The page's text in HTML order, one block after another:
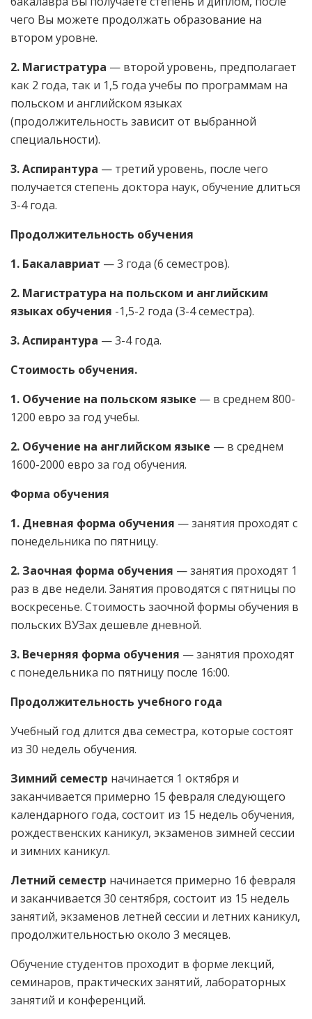
чего Вы можете продолжать образование на
втором уровне.
2. Магистратура — второй уровень, предполагает
как 2 года, так и 1,5 года учебы по программам на
польском и английском языках
(продолжительность зависит от выбранной
специальности).
3. Аспирантура — третий уровень, после чего
получается степень доктора наук, обучение длиться
3-4 года.
Продолжительность обучения
1. Бакалавриат — 3 года (6 семестров).
2. Магистратура на польском и английским
языках обучения -1,5-2 года (3-4 семестра).
3.Аспирантура — 3-4 года.
Стоимость обучения.
1. Обучение на польском языке — в среднем 800-
1200 евро за год учебы.
2. Обучение на английском языке — в среднем
1600-2000 евро за год обучения.
Форма обучения
1. Дневная форма обучения — занятия проходят с
понедельника по пятницу.
2. Заочная форма обучения — занятия проходят 1
раз в две недели. Занятия проводятся с пятницы по
воскресенье. Стоимость заочной формы обучения в
польских ВУЗах дешевле дневной.
3. Вечерняя форма обучения — занятия проходят
с понедельника по пятницу после 16:00.
Продолжительность учебного года
Учебный год длится два семестра, которые состоят
из 30 недель обучения.
Зимний семестр начинается 1 октября и
заканчивается примерно 15 февраля следующего
календарного года, состоит из 15 недель обучения,
рождественских каникул, экзаменов зимней сессии
и зимних каникул.
Летний семестр начинается примерно 16 февраля
и заканчивается 30 сентября, состоит из 15 недель
занятий, экзаменов летней сессии и летних каникул,
продолжительностью около 3 месяцев.
Обучение студентов проходит в форме лекций,
семинаров, практических занятий, лабораторных
занятий и конференций.